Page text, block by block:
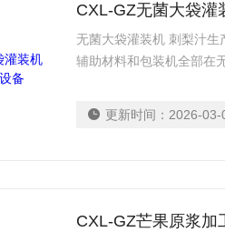
CXL-GZ无菌大袋灌
无菌大袋灌装机 刺梨汁
辅助材料和包装机全部在
更新时间： 2026-03-
CXL-GZ芒果原浆加